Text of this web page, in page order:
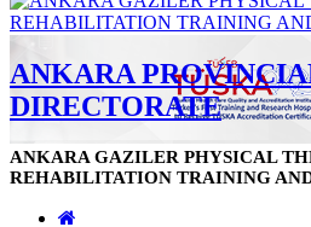
ANKARA
DIRECTORATE
ANKARA GAZILER PHYSICAL
REHABILITATION TRAINING